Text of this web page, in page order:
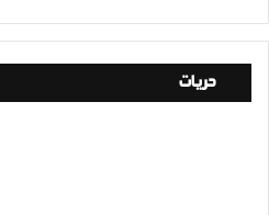
حريات